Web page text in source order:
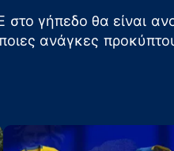
γήπεδο θα είναι
ανάγκες